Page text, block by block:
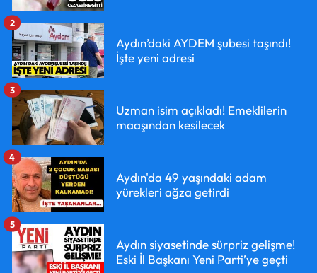
Aydın’daki AYDEM şubesi taşındı!
İşte yeni adresi
2
Uzman isim açıkladı! Emeklilerin
maaşından kesilecek
3
Aydın'da 49 yaşındaki adam
yürekleri ağza getirdi
4
Aydın siyasetinde sürpriz gelişme!
Eski İl Başkanı Yeni Parti’ye geçti
5